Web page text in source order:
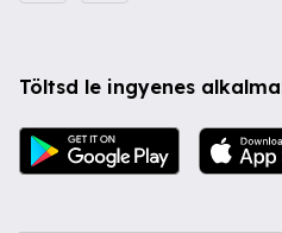
Töltsd le ingyenes